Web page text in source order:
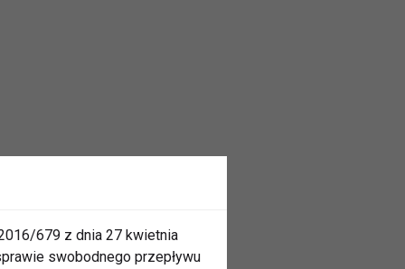
679 z dnia 27 kwietnia
swobodnego przepływu